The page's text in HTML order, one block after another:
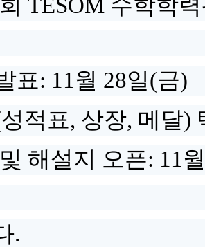
TESOM 수학학
표: 11월 28일(금)
적표, 상장, 메달)
해설지 오픈: 11
.